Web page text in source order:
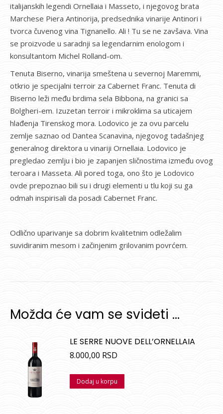
italijanskih legendi Ornellaia i Masseto, i njegovog brata
Marchese Piera Antinorija, predsednika vinarije Antinori i
tvorca čuvenog vina Tignanello. Ali ! Tu se ne zavšava. Vina
se proizvode u saradnji sa legendarnim enologom i
konsultantom Michel Rolland-om.
Tenuta Biserno, vinarija smeštena u severnoj Maremmi,
otkrio je specijalni terroir za Cabernet Franc. Tenuta di
Biserno leži među brdima sela Bibbona, na granici sa
Bolgheri-em. Izuzetan terroir i mikroklima sa uticajem
hlađenja Tirenskog mora. Lodovico je za ovu parcelu
zemlje saznao od Dantea Scanavina, njegovog tadašnjeg
generalnog direktora u vinariji Ornellaia. Lodovico je
pregledao zemlju i bio je zapanjen sličnostima između ovog
teroara i Masseta. Ali pored toga, ono što je Lodovico
ovde prepoznao bili su i drugi elementi u tlu koji su ga
odmah inspirisali da posadi Cabernet Franc.
Odlično uparivanje sa dobrim kvalitetnim odležalim
suvidiranim mesom i začinjenim grilovanim povrćem.
Možda će vam se svideti …
LE SERRE NUOVE DELL’ORNELLAIA
8.000,00 RSD
Dodaj u korpu